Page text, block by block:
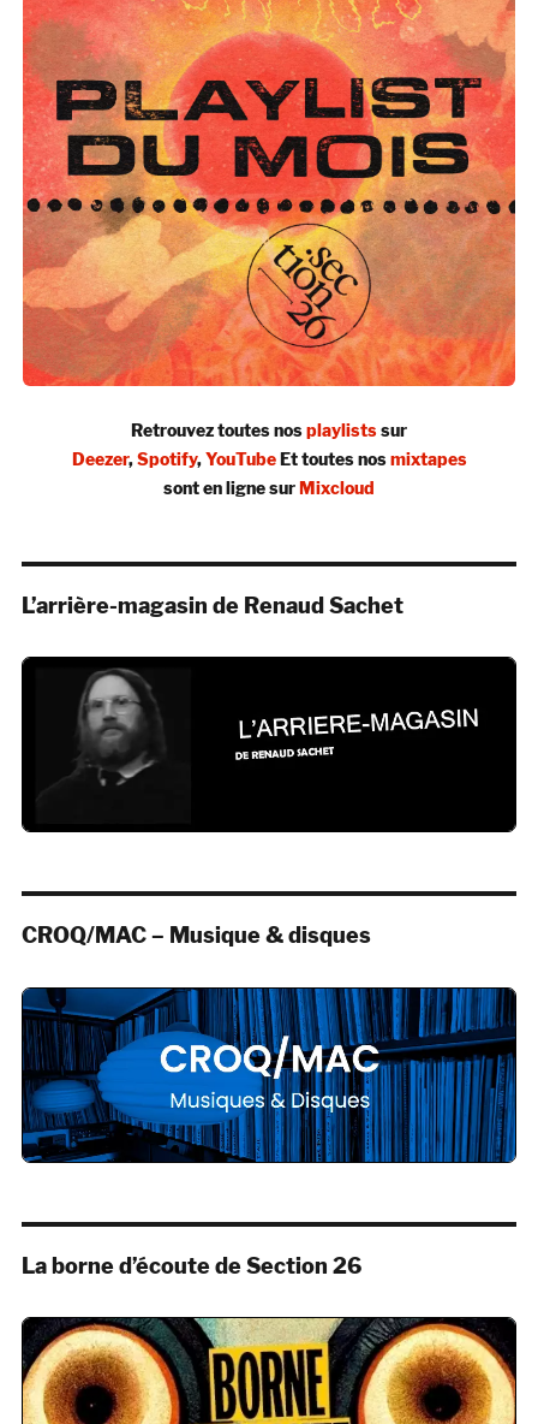
Retrouvez toutes nosplaylistssur
Deezer,Spotify,YouTubeEt toutes nosmixtapes
sont en ligne surMixcloud
L’arrière-magasin de Renaud Sachet
CROQ/MAC – Musique & disques
La borne d’écoute de Section 26